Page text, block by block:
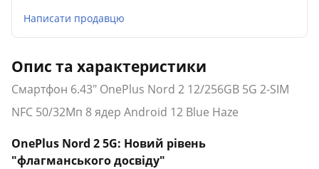
Написати продавцю
Опис та характеристики
Смартфон 6.43" OnePlus Nord 2 12/256GB 5G 2-SIM
NFC 50/32Мп 8 ядер Android 12 Blue Haze
OnePlus Nord 2 5G: Новий рівень
"флагманського досвіду"